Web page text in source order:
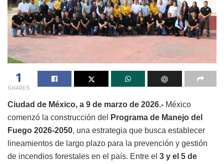
1
SHARES
Ciudad de México, a 9 de marzo de 2026.- México
comenzó la construcción del
Programa de Manejo del
Fuego 2026-2050, una estrategia que busca establecer
lineamientos de largo plazo para la prevención y gestión
de incendios forestales en el país. Entre el 3 y el 5 de